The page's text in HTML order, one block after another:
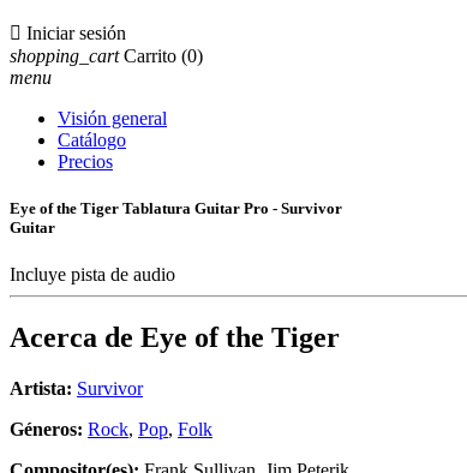
 Iniciar sesión
shopping_cart Carrito (0)
menu
Visión general
Catálogo
Precios
Eye of the Tiger Tablatura Guitar Pro - Survivor
Guitar
Incluye pista de audio
Acerca de Eye of the Tiger
Artista: Survivor
Géneros: Rock, Pop, Folk